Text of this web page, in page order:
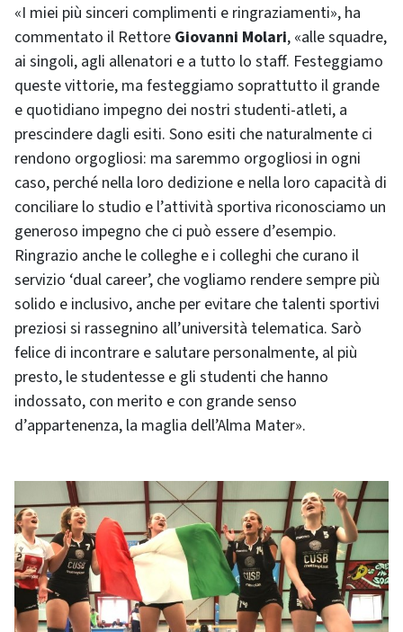
«I miei più sinceri complimenti e ringraziamenti», ha
commentato il Rettore Giovanni Molari, «alle squadre,
ai singoli, agli allenatori e a tutto lo staff. Festeggiamo
queste vittorie, ma festeggiamo soprattutto il grande
e quotidiano impegno dei nostri studenti-atleti, a
prescindere dagli esiti. Sono esiti che naturalmente ci
rendono orgogliosi: ma saremmo orgogliosi in ogni
caso, perché nella loro dedizione e nella loro capacità di
conciliare lo studio e l’attività sportiva riconosciamo un
generoso impegno che ci può essere d’esempio.
Ringrazio anche le colleghe e i colleghi che curano il
servizio ‘dual career’, che vogliamo rendere sempre più
solido e inclusivo, anche per evitare che talenti sportivi
preziosi si rassegnino all’università telematica. Sarò
felice di incontrare e salutare personalmente, al più
presto, le studentesse e gli studenti che hanno
indossato, con merito e con grande senso
d’appartenenza, la maglia dell’Alma Mater».